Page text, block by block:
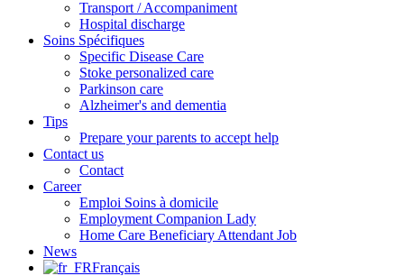
Transport / Accompaniment
Hospital discharge
Soins Spécifiques
Specific Disease Care
Stoke personalized care
Parkinson care
Alzheimer's and dementia
Tips
Prepare your parents to accept help
Contact us
Contact
Career
Emploi Soins à domicile
Employment Companion Lady
Home Care Beneficiary Attendant Job
News
Français